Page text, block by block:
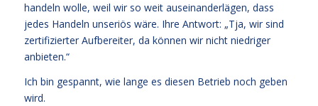
handeln wolle, weil wir so weit auseinanderlägen, dass
jedes Handeln unseriös wäre. Ihre Antwort: „Tja, wir sind
zertifizierter Aufbereiter, da können wir nicht niedriger
anbieten.“
Ich bin gespannt, wie lange es diesen Betrieb noch geben
wird.